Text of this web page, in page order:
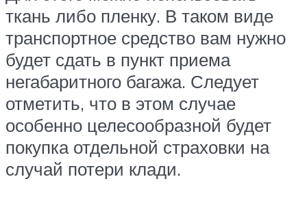
ткань либо пленку. В таком виде
транспортное средство вам нужно
будет сдать в пункт приема
негабаритного багажа. Следует
отметить, что в этом случае
особенно целесообразной будет
покупка отдельной страховки на
случай потери клади.